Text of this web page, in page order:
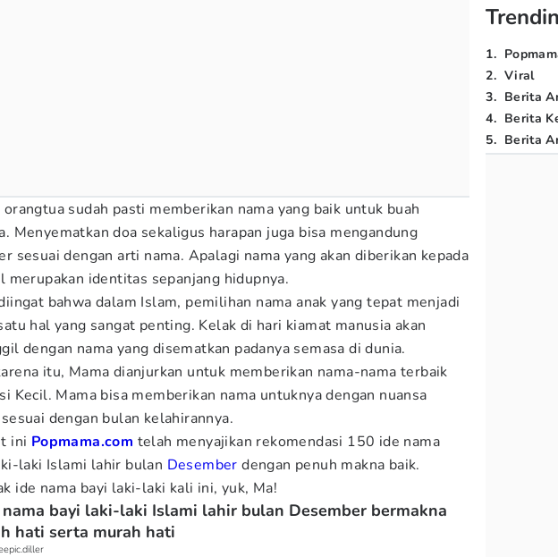
orangtua sudah pasti memberikan nama yang baik untuk buah
Menyematkan doa sekaligus harapan juga bisa mengandung
sesuai dengan arti nama. Apalagi nama yang akan diberikan kepada
merupakan identitas sepanjang hidupnya.
bahwa dalam Islam, pemilihan nama anak yang tepat menjadi
hal yang sangat penting. Kelak di hari kiamat manusia akan
dengan nama yang disematkan padanya semasa di dunia.
itu, Mama dianjurkan untuk memberikan nama-nama terbaik
Kecil. Mama bisa memberikan nama untuknya dengan nuansa
dengan bulan kelahirannya.
ini Popmama.com telah menyajikan rekomendasi 150 ide nama
laki Islami lahir bulan Desember dengan penuh makna baik.
ide nama bayi laki-laki kali ini, yuk, Ma!
nama bayi laki-laki Islami lahir bulan Desember bermakna
hati serta murah hati
1.
2. Viral
3. Berita
4. Berita
5. Berita